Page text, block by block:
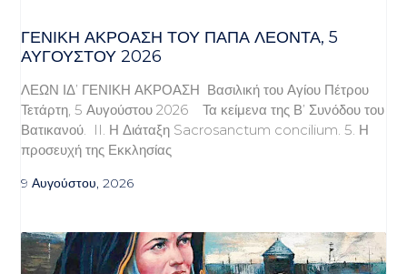
ΓΕΝΙΚΉ ΑΚΡΌΑΣΗ ΤΟΥ ΠΆΠΑ ΛΈΟΝΤΑ, 5
ΑΥΓΟΎΣΤΟΥ 2026
ΛΕΩΝ ΙΔ’ ΓΕΝΙΚΗ ΑΚΡΟΑΣΗ Βασιλική του Αγίου Πέτρου
Τετάρτη, 5 Αυγούστου 2026 Τα κείμενα της Β’ Συνόδου του
Βατικανού. II. Η Διάταξη Sacrosanctum concilium. 5. Η
προσευχή της Εκκλησίας
9 Αυγούστου, 2026